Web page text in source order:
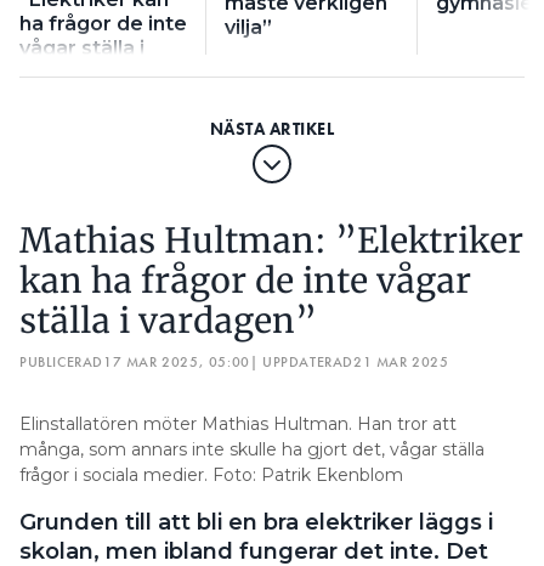
ha frågor de inte
vågar ställa i
vardagen”
vilja”
Mathias Hultman: ”Elektriker
kan ha frågor de inte vågar
ställa i vardagen”
PUBLICERAD 17 MAR 2025, 05:00 | UPPDATERAD21 MAR 2025
Elinstallatören möter Mathias Hultman. Han tror att
många, som annars inte skulle ha gjort det, vågar ställa
frågor i sociala medier. Foto: Patrik Ekenblom
Grunden till att bli en bra elektriker läggs i
skolan, men ibland fungerar det inte. Det